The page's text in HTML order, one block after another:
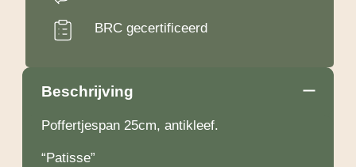
BRC gecertificeerd
Beschrijving
Poffertjespan 25cm, antikleef.
“Patisse”